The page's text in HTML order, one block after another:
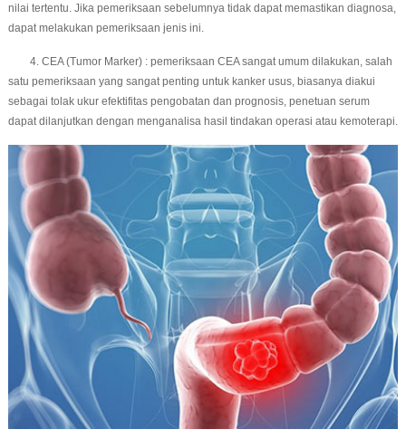
nilai tertentu. Jika pemeriksaan sebelumnya tidak dapat memastikan diagnosa,
dapat melakukan pemeriksaan jenis ini.
4. CEA (Tumor Marker) : pemeriksaan CEA sangat umum dilakukan, salah
satu pemeriksaan yang sangat penting untuk kanker usus, biasanya diakui
sebagai tolak ukur efektifitas pengobatan dan prognosis, penetuan serum
dapat dilanjutkan dengan menganalisa hasil tindakan operasi atau kemoterapi.